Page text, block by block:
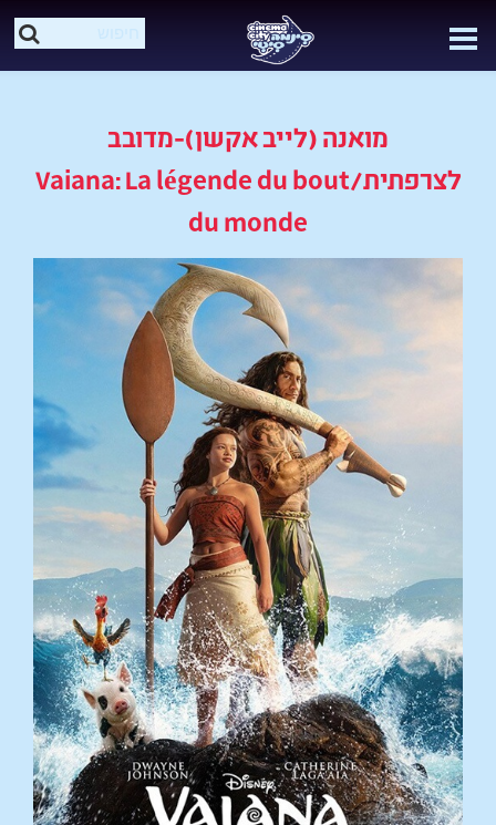
מואנה (לייב אקשן)-מדובב
לצרפתית/Vaiana: La légende du bout
du monde